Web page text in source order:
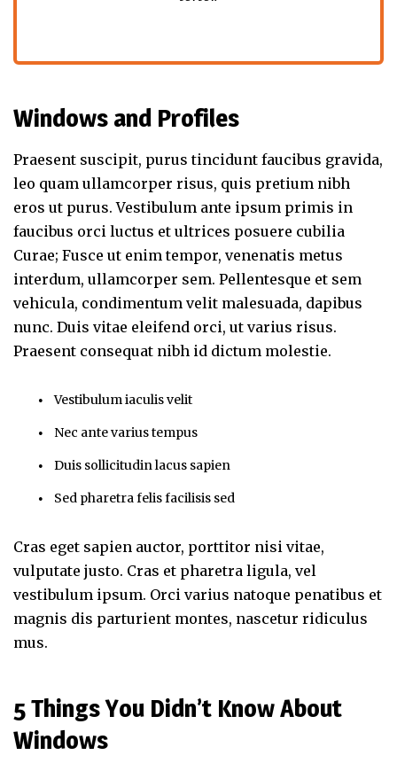
Windows and Profiles
Praesent suscipit, purus tincidunt faucibus gravida,
leo quam ullamcorper risus, quis pretium nibh
eros ut purus. Vestibulum ante ipsum primis in
faucibus orci luctus et ultrices posuere cubilia
Curae; Fusce ut enim tempor, venenatis metus
interdum, ullamcorper sem. Pellentesque et sem
vehicula, condimentum velit malesuada, dapibus
nunc. Duis vitae eleifend orci, ut varius risus.
Praesent consequat nibh id dictum molestie.
Vestibulum iaculis velit
Nec ante varius tempus
Duis sollicitudin lacus sapien
Sed pharetra felis facilisis sed
Cras eget sapien auctor, porttitor nisi vitae,
vulputate justo. Cras et pharetra ligula, vel
vestibulum ipsum. Orci varius natoque penatibus et
magnis dis parturient montes, nascetur ridiculus
mus.
5 Things You Didn’t Know About
Windows